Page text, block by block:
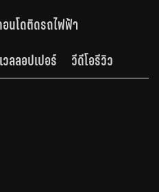
นโดติดรถไฟฟ้า
วลลอปเปอร์ วีดีโอรีวิว